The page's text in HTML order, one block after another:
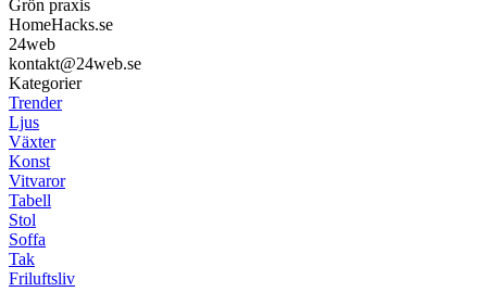
Grön praxis
HomeHacks.se
24web
kontakt@24web.se
Kategorier
Trender
Ljus
Växter
Konst
Vitvaror
Tabell
Stol
Soffa
Tak
Friluftsliv